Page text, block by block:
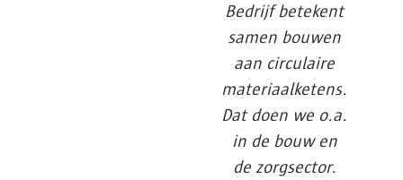
Bedrijf betekent
samen bouwen
aan circulaire
materiaalketens.
Dat doen we o.a.
in de bouw en
de zorgsector.